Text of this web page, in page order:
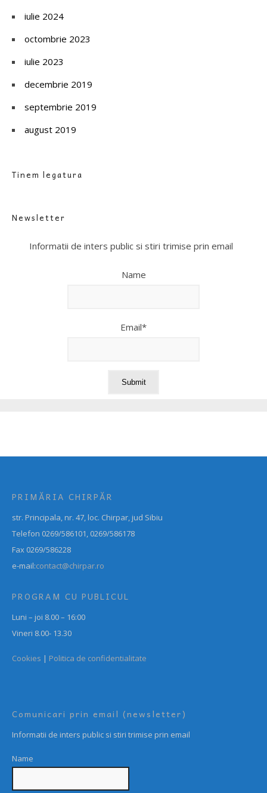
iulie 2024
octombrie 2023
iulie 2023
decembrie 2019
septembrie 2019
august 2019
Tinem legatura
Newsletter
Informatii de inters public si stiri trimise prin email
Name
Email*
PRIMĂRIA CHIRPĂR
str. Principala, nr. 47, loc. Chirpar, jud Sibiu
Telefon 0269/586101, 0269/586178
Fax 0269/586228
e-mail:contact@chirpar.ro
PROGRAM CU PUBLICUL
Luni – joi 8.00 – 16:00
Vineri 8.00- 13.30
Cookies | Politica de confidentialitate
Comunicari prin email (newsletter)
Informatii de inters public si stiri trimise prin email
Name